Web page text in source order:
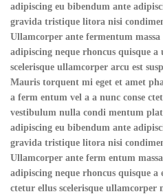
adipiscing eu bibendum ante
gravida tristique litora nisi
Ullamcorper ante fermentum
adipiscing neque rhoncus quisque
scelerisque ullamcorper arcu est
Mauris torquent mi eget et amet
a ferm entum vel a a nunc conse
vestibulum nulla condi mentum
adipiscing eu bibendum ante
gravida tristique litora nisi
Ullamcorper ante ferm entum
adipiscing neque rhoncus quisque
ctetur ellus scelerisque ullamcorper